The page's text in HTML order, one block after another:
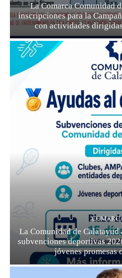
La Comarca Comunidad
inscripciones para la
con actividades
La Comunidad de
subvenciones deportivas
jóvenes promesas